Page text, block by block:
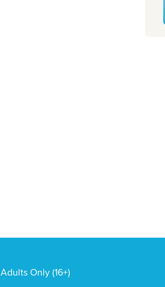
Adults Only (16+)